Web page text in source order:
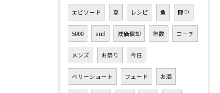
エピソード 夏 レシピ 魚 簡単
5000 aud 減価償却 年数 コーチ
メンズ お祭り 今日
ベリーショート フェード お酒